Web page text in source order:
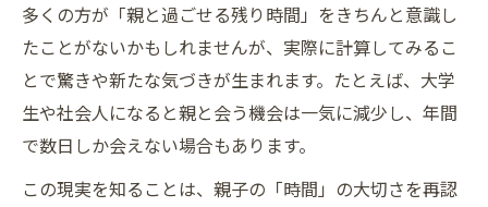
多くの方が「親と過ごせる残り時間」をきちんと意識し
たことがないかもしれませんが、実際に計算してみるこ
とで驚きや新たな気づきが生まれます。たとえば、大学
生や社会人になると親と会う機会は一気に減少し、年間
で数日しか会えない場合もあります。
この現実を知ることは、親子の「時間」の大切さを再認